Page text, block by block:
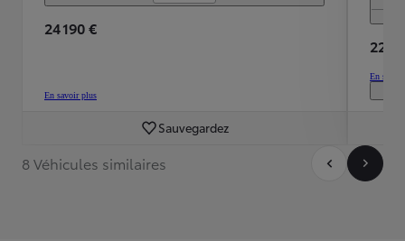
24 190 €
En savoir plus
Sauvegardez
22
En
8 Véhicules similaires